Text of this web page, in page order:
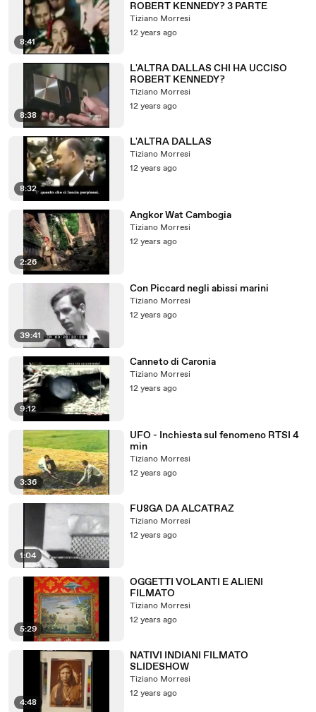
8:41
ROBERT KENNEDY? 3 PARTE
Tiziano Morresi
12 years ago
8:38
L'ALTRA DALLAS CHI HA UCCISO
ROBERT KENNEDY?
Tiziano Morresi
12 years ago
8:32
L'ALTRA DALLAS
Tiziano Morresi
12 years ago
2:26
Angkor Wat Cambogia
Tiziano Morresi
12 years ago
39:41
Con Piccard negli abissi marini
Tiziano Morresi
12 years ago
9:12
Canneto di Caronia
Tiziano Morresi
12 years ago
3:36
UFO - Inchiesta sul fenomeno RTSI 4
min
Tiziano Morresi
12 years ago
1:04
FU8GA DA ALCATRAZ
Tiziano Morresi
12 years ago
5:29
OGGETTI VOLANTI E ALIENI
FILMATO
Tiziano Morresi
12 years ago
4:48
NATIVI INDIANI FILMATO
SLIDESHOW
Tiziano Morresi
12 years ago